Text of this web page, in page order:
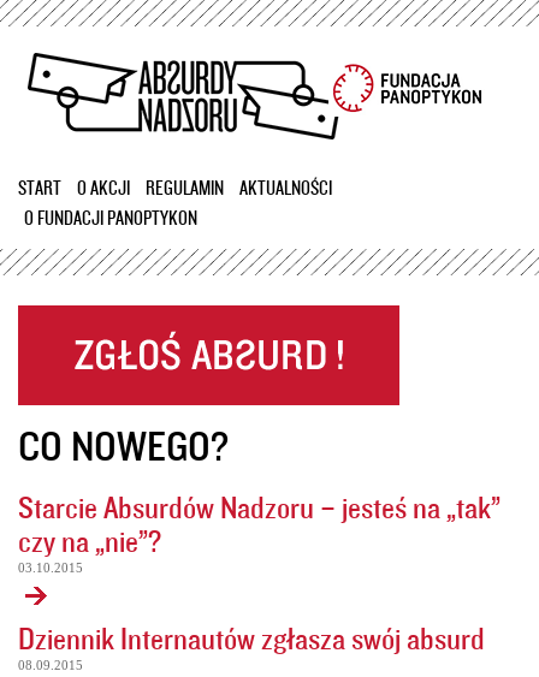
Przejdź
treści
START O AKCJI REGULAMIN
AKTUALNOŚCI
O FUNDACJI PANOPTYKON
CO NOWEGO?
Starcie Absurdów Nadzoru – jesteś na „tak”
czy na „nie”?
03.10.2015
Dziennik Internautów zgłasza swój absurd
08.09.2015